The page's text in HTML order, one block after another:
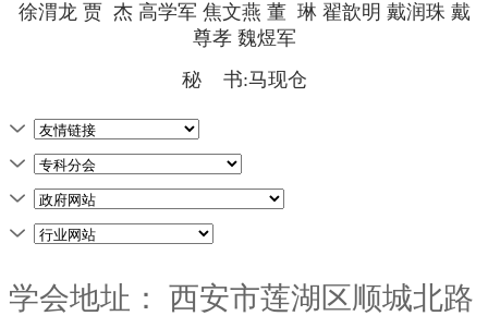
徐渭龙 贾 杰 高学军 焦文燕 董 琳 翟歆明 戴润珠 戴
尊孝 魏煜军
秘 书:马现仓
学会地址：
西安市莲湖区顺城北路